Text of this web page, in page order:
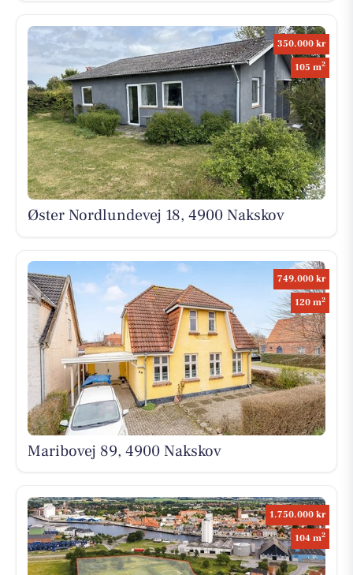
350.000 kr
105 m2
Øster Nordlundevej 18, 4900 Nakskov
749.000 kr
120 m2
Maribovej 89, 4900 Nakskov
1.750.000 kr
104 m2